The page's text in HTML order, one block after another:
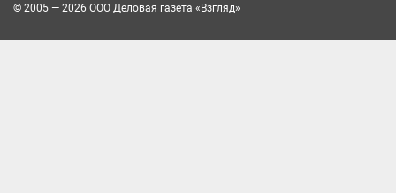
© 2005 — 2026 ООО Деловая газета «Взгляд»